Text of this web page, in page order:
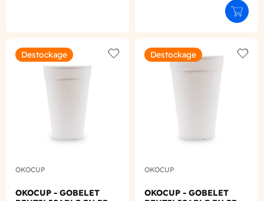
Destockage
Add to wishlist
OKOCUP
OKOCUP - GOBELET
Destockage
OKOCUP
OKOCUP - GOBELET